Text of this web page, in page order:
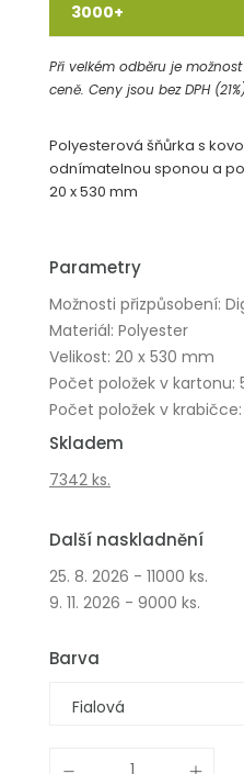
Při velkém odběru je
ceně. Ceny jsou bez DPH
Polyesterová šňůrka s
odnímatelnou sponou a
20 x 530 mm
Parametry
Možnosti přizpůsobení:
Materiál: Polyester
Velikost: 20 x 530 mm
Počet položek v kartonu:
Počet položek v
Skladem
7342 ks.
Další naskladnění
25. 8. 2026 - 11000 ks.
9. 11. 2026 - 9000 ks.
Barva
Fialová